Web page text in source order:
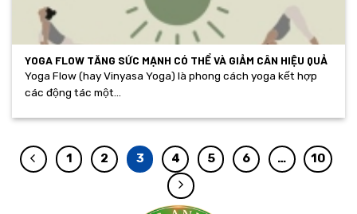
YOGA FLOW TĂNG SỨC MẠNH CÓ THỂ VÀ GIẢM CÂN HIỆU QUẢ
Yoga Flow (hay Vinyasa Yoga) là phong cách yoga kết hợp
các động tác một...
1 2 3 4 5 6 … 10